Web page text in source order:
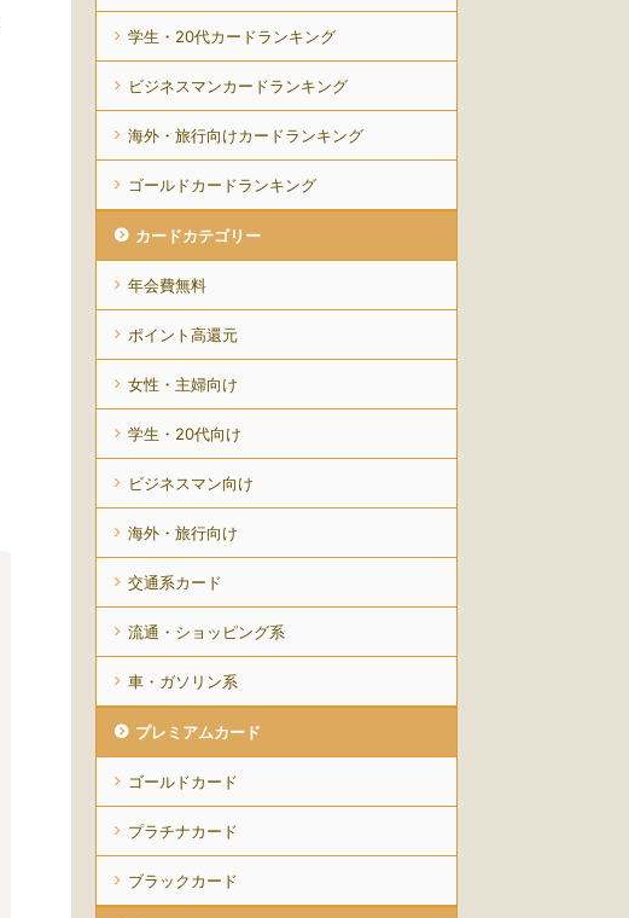
学生・20代カードランキング
ビジネスマンカードランキング
海外・旅行向けカードランキング
ゴールドカードランキング
カードカテゴリー
年会費無料
ポイント高還元
女性・主婦向け
学生・20代向け
ビジネスマン向け
海外・旅行向け
交通系カード
流通・ショッピング系
車・ガソリン系
プレミアムカード
ゴールドカード
プラチナカード
ブラックカード